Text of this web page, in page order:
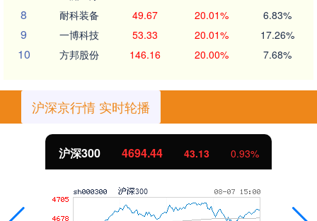
8 耐科装备 49.67 20.01% 6.83%
9 一博科技 53.33 20.01% 17.26%
10 方邦股份 146.16 20.00% 7.68%
沪深京行情 实时轮播
北证50 1134.24 11.37 1.01%